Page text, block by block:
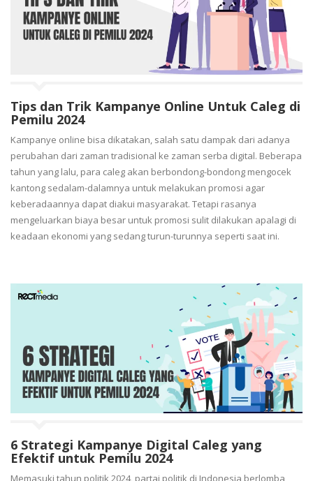
Tips dan Trik Kampanye Online Untuk Caleg di
Pemilu 2024
Kampanye online bisa dikatakan, salah satu dampak dari adanya
perubahan dari zaman tradisional ke zaman serba digital. Beberapa
tahun yang lalu, para caleg akan berbondong-bondong mengocek
kantong sedalam-dalamnya untuk melakukan promosi agar
keberadaannya dapat diakui masyarakat. Tetapi rasanya
mengeluarkan biaya besar untuk promosi sulit dilakukan apalagi di
keadaan ekonomi yang sedang turun-turunnya seperti saat ini.
6 Strategi Kampanye Digital Caleg yang
Efektif untuk Pemilu 2024
Memasuki tahun politik 2024, partai politik di Indonesia berlomba